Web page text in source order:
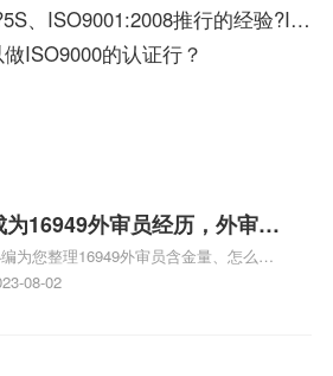
QP系统是什么意思?5S、ISO9001:2008推行的经验?IS14000年审是什么意思?SA8000体系又是什么呢?还有.illustrator设计软件是哪一种设计软件啊？类似PS的吗？
ISO9000的认证行？
为16949外审员经历，外审员
为您整理16949外审员含金量、怎么才
为注册的TS16949:2009的外审员、我
08-02